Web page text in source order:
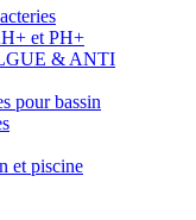
et PH+
& ANTI
pour bassin
et piscine